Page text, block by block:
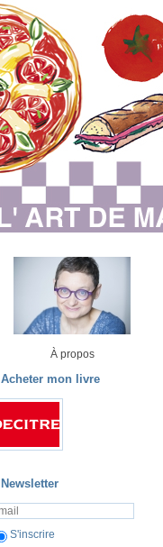
À propos
Acheter mon livre
Newsletter
S'inscrire